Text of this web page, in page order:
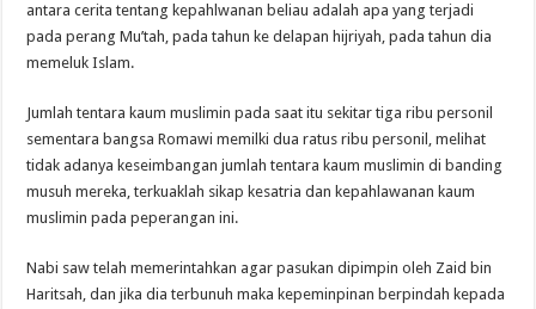
antara cerita tentang kepahlwanan beliau adalah apa yang terjadi
pada perang Mu’tah, pada tahun ke delapan hijriyah, pada tahun dia
memeluk Islam.
Jumlah tentara kaum muslimin pada saat itu sekitar tiga ribu personil
sementara bangsa Romawi memilki dua ratus ribu personil, melihat
tidak adanya keseimbangan jumlah tentara kaum muslimin di banding
musuh mereka, terkuaklah sikap kesatria dan kepahlawanan kaum
muslimin pada peperangan ini.
Nabi saw telah memerintahkan agar pasukan dipimpin oleh Zaid bin
Haritsah, dan jika dia terbunuh maka kepeminpinan berpindah kepada